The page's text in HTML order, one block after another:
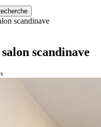
scandinave
scandinave